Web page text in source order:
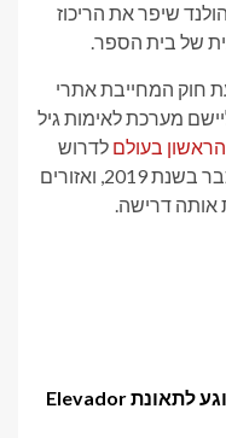
שיפר את הריכוז
של בית הספר.
חוק המחייבת אתרי
מערכת לאימות גיל
הראשון בעולם לדרוש
אימות גיל עבור פורנוגרפיה מקוונת כבר בשנת 2019, ואזורים
אותה דרישה.
זלנסקי התקשר להעיד בפעולה בנוגע לתאונת Elevador